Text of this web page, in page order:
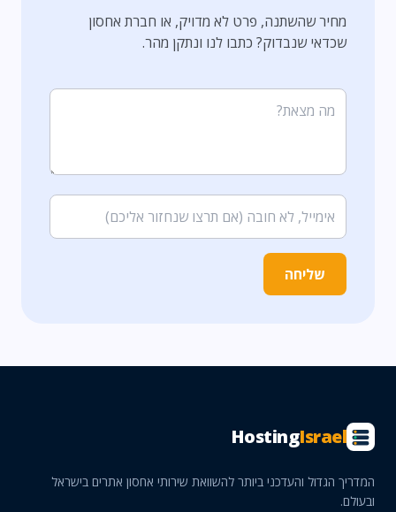
מחיר שהשתנה, פרט לא מדויק, או חברת אחסון
שכדאי שנבדוק? כתבו לנו ונתקן מהר.
שליחה
HostingIsrael
המדריך הגדול והעדכני ביותר להשוואת שירותי אחסון אתרים בישראל
ובעולם.